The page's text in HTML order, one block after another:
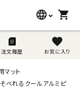
language shopping_cart
注文履歴
favorite
お気に入り
search
マット
べれるクールアルミピ